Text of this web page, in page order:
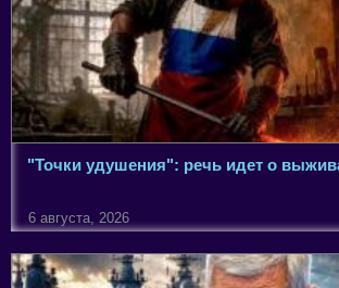
"Точки удушения": речь идет о
6 августа, 2026